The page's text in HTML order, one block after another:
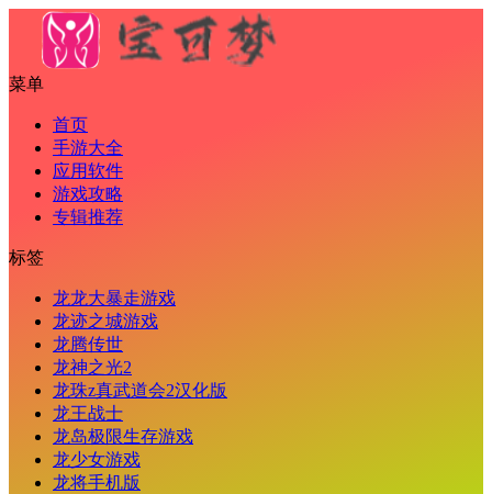
菜单
首页
手游大全
应用软件
游戏攻略
专辑推荐
标签
龙龙大暴走游戏
龙迹之城游戏
龙腾传世
龙神之光2
龙珠z真武道会2汉化版
龙王战士
龙岛极限生存游戏
龙少女游戏
龙将手机版